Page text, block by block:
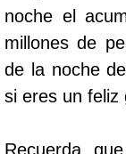
Motilon
noche el
millones de
de la noche
si eres un feliz
Recuerda